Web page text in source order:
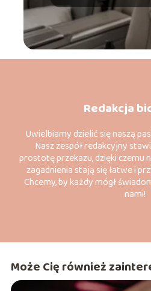
Redakcja
Uwielbiamy dzielić się naszą
Nasz zespół redakcyjny
prostotę przekazu, dzięki czemu
zagadnienia stają się łatwe i
Chcemy, by każdy mógł
nami!
Może Cię również